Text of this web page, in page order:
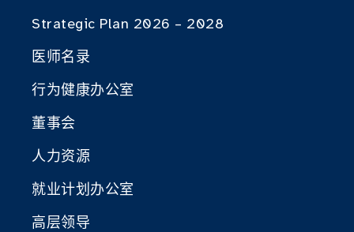
Strategic Plan 2026 – 2028
医师名录
行为健康办公室
董事会
人力资源
就业计划办公室
高层领导